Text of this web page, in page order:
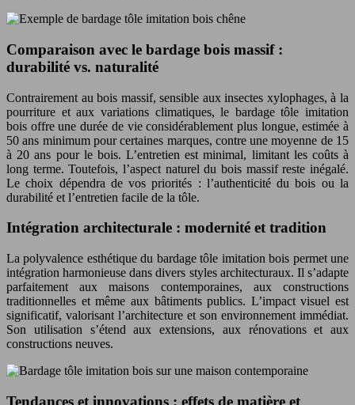
Comparaison avec le bardage bois massif :
durabilité vs. naturalité
Contrairement au bois massif, sensible aux insectes xylophages, à la
pourriture et aux variations climatiques, le bardage tôle imitation
bois offre une durée de vie considérablement plus longue, estimée à
50 ans minimum pour certaines marques, contre une moyenne de 15
à 20 ans pour le bois. L’entretien est minimal, limitant les coûts à
long terme. Toutefois, l’aspect naturel du bois massif reste inégalé.
Le choix dépendra de vos priorités : l’authenticité du bois ou la
durabilité et l’entretien facile de la tôle.
Intégration architecturale : modernité et tradition
La polyvalence esthétique du bardage tôle imitation bois permet une
intégration harmonieuse dans divers styles architecturaux. Il s’adapte
parfaitement aux maisons contemporaines, aux constructions
traditionnelles et même aux bâtiments publics. L’impact visuel est
significatif, valorisant l’architecture et son environnement immédiat.
Son utilisation s’étend aux extensions, aux rénovations et aux
constructions neuves.
Tendances et innovations : effets de matière et